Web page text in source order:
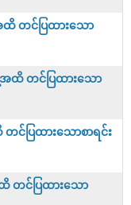
ထိ တင်ပြထားသော
အထိ တင်ပြထားသော
င်ပြထားသောစာရင်း
တင်ပြထားသော